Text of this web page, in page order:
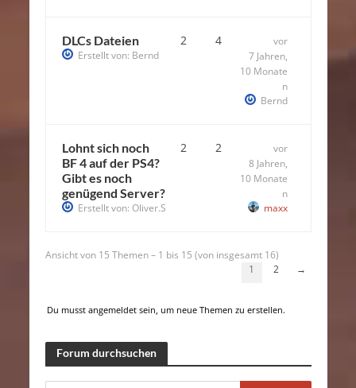
DLCs Dateien
Erstellt von: Bernd
2 4
vor
7 Jahren,
10 Monate
n
Bernd
Lohnt sich noch
BF 4 auf der PS4?
Gibt es noch
genügend Server?
Erstellt von: Oliver.S
2 2
vor
8 Jahren,
10 Monate
n
maxx
Ansicht von 15 Themen – 1 bis 15 (von insgesamt 16)
1
2 →
Du musst angemeldet sein, um neue Themen zu erstellen.
Forum durchsuchen